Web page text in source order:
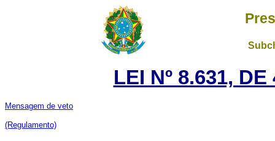
LEI Nº 8.631,
Mensagem de veto
(Regulamento)